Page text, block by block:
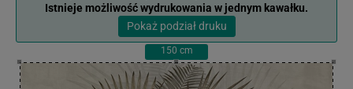
Istnieje możliwość wydrukowania w jednym kawałku.
Pokaż podział druku
150 cm